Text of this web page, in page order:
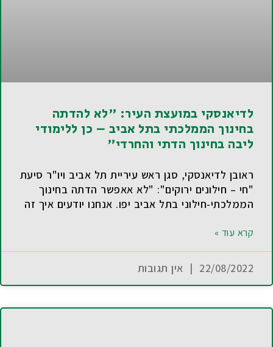
לדיאנסקי במועצת העיר: "לא להדתה
בחינוך הממלכתי בתל אביב – כן ללימודי
ליבה בחינוך הדתי והחרדי"
ראובן לדיאנסקי, סגן ראש עיריית תל אביב ויו"ר סיעת
"חי – חילונים ירוקים": "לא אאפשר הדתה בחינוך
הממלכתי-חילוני בתל אביב יפו. אנחנו יודעים איך זה
קרא עוד »
22/08/2022 אין תגובות